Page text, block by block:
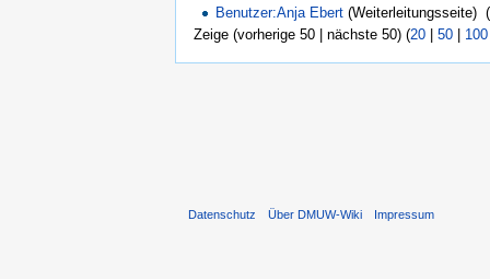
Benutzer:Anja Ebert (Weiterleitungsseite) ‎(
Zeige (vorherige 50 | nächste 50) (20 50 100
Datenschutz Über DMUW-Wiki Impressum